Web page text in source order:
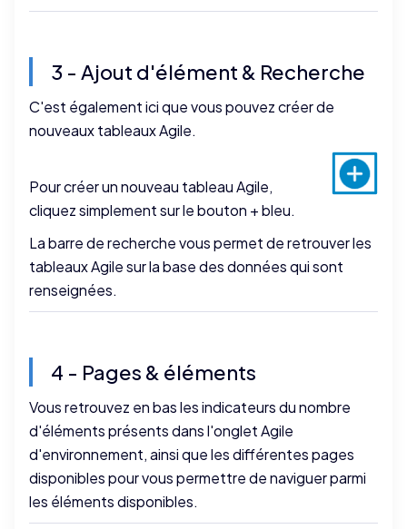
3 - Ajout d'élément & Recherche
C'est également ici que vous pouvez créer de
nouveaux tableaux Agile.
Pour créer un nouveau tableau Agile,
cliquez simplement sur le bouton + bleu.
La barre de recherche vous permet de retrouver les
tableaux Agile sur la base des données qui sont
renseignées.
4 - Pages & éléments
Vous retrouvez en bas les indicateurs du nombre
d'éléments présents dans l'onglet Agile
d'environnement, ainsi que les différentes pages
disponibles pour vous permettre de naviguer parmi
les éléments disponibles.